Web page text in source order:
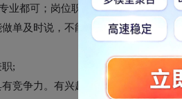
业都可；岗位职责:
单及时说，不能为了敷衍了事，
;
竞争力。有兴趣的兄弟姐妹请私信我